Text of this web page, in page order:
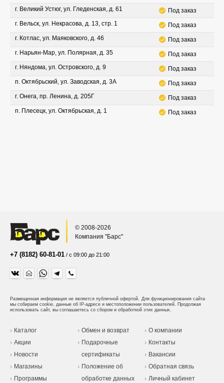
г. Великий Устюг, ул. Гледенская, д. 61
Под заказ
г. Вельск, ул. Некрасова, д. 13, стр. 1
Под заказ
г. Котлас, ул. Маяковского, д. 46
Под заказ
г. Нарьян-Мар, ул. Полярная, д. 35
Под заказ
г. Няндома, ул. Островского, д. 9
Под заказ
п. Октябрьский, ул. Заводская, д. 3А
Под заказ
г. Онега, пр. Ленина, д. 205Г
Под заказ
п. Плесецк, ул. Октябрьская, д. 1
Под заказ
© 2008-2026
Компания "Барс"
+7 (8182) 60-81-01 / с 09:00 до 21:00
Размещенная информация не является публичной офертой. Для функционирования сайта
мы собираем cookie, данные об IP-адресе и местоположении пользователей. Продолжая
использовать сайт, вы соглашаетесь со сбором и обработкой этих данных.
Каталог
Акции
Новости
Магазины
Программы
Обмен и возврат
Подарочные
сертификаты
Положение об
обработке данных
О компании
Контакты
Вакансии
Обратная связь
Личный кабинет